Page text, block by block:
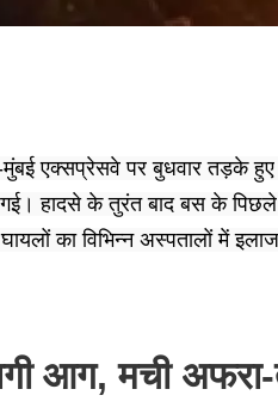
मुंबई एक्सप्रेसवे पर बुधवार तड़के
हादसे के तुरंत बाद बस के
का विभिन्न अस्पतालों में इलाज
आग, मची अफरा-